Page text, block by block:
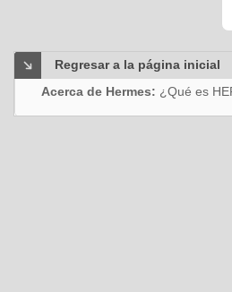
Regresar a la página inicial
Acerca de Hermes: ¿Qué es